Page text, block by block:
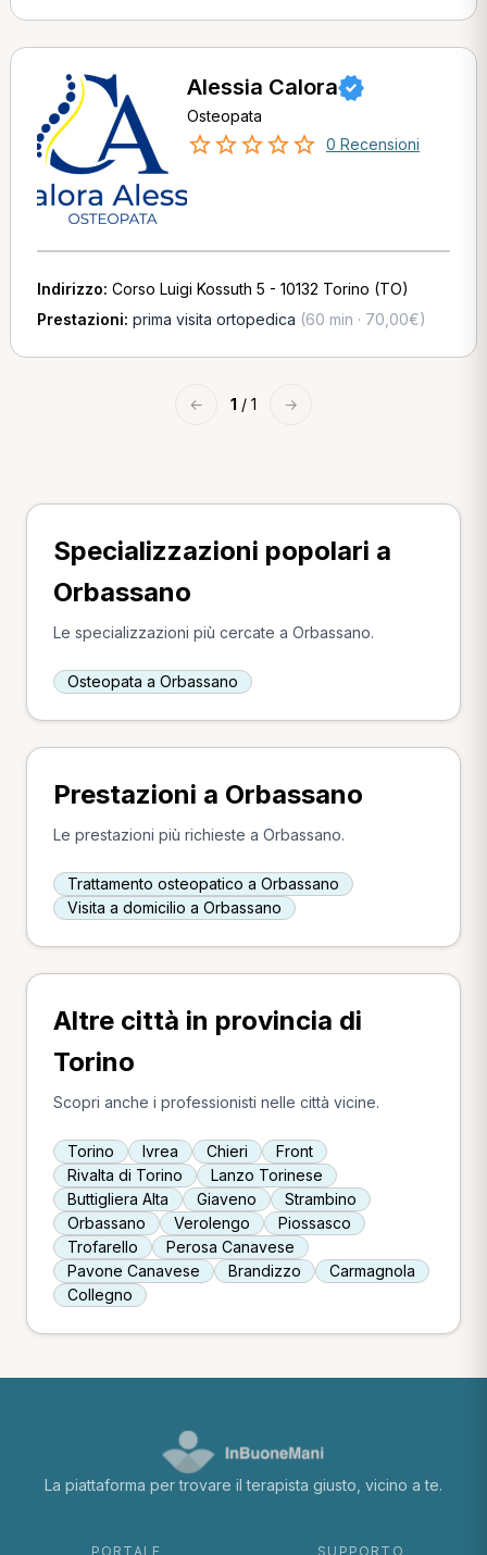
Alessia Calora
Osteopata
0 Recensioni
Indirizzo: Corso Luigi Kossuth 5 - 10132 Torino (TO)
Prestazioni: prima visita ortopedica (60 min · 70,00€)
← 1 / 1 →
Specializzazioni popolari a
Orbassano
Le specializzazioni più cercate a Orbassano.
Osteopata a Orbassano
Prestazioni a Orbassano
Le prestazioni più richieste a Orbassano.
Trattamento osteopatico a Orbassano
Visita a domicilio a Orbassano
Altre città in provincia di
Torino
Scopri anche i professionisti nelle città vicine.
Torino Ivrea Chieri
Front
Rivalta di Torino
Lanzo Torinese
Buttigliera Alta
Giaveno
Strambino
Orbassano
Verolengo
Piossasco
Trofarello
Perosa Canavese
Pavone Canavese
Brandizzo
Carmagnola
Collegno
La piattaforma per trovare il terapista giusto, vicino a te.
PORTALE SUPPORTO